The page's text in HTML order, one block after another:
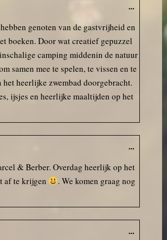
genoten van de gastvrijheid en
boeken. Door wat creatief gepuzzel
camping middenin de natuur
samen mee te spelen, te vissen en te
heerlijke zwembad doorgebracht.
ijsjes en heerlijke maaltijden op het
...
& Berber. Overdag heerlijk op het
af te krijgen
. We komen graag nog
...
...